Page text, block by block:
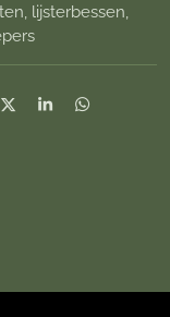
lijsterbessen,
D
S
D